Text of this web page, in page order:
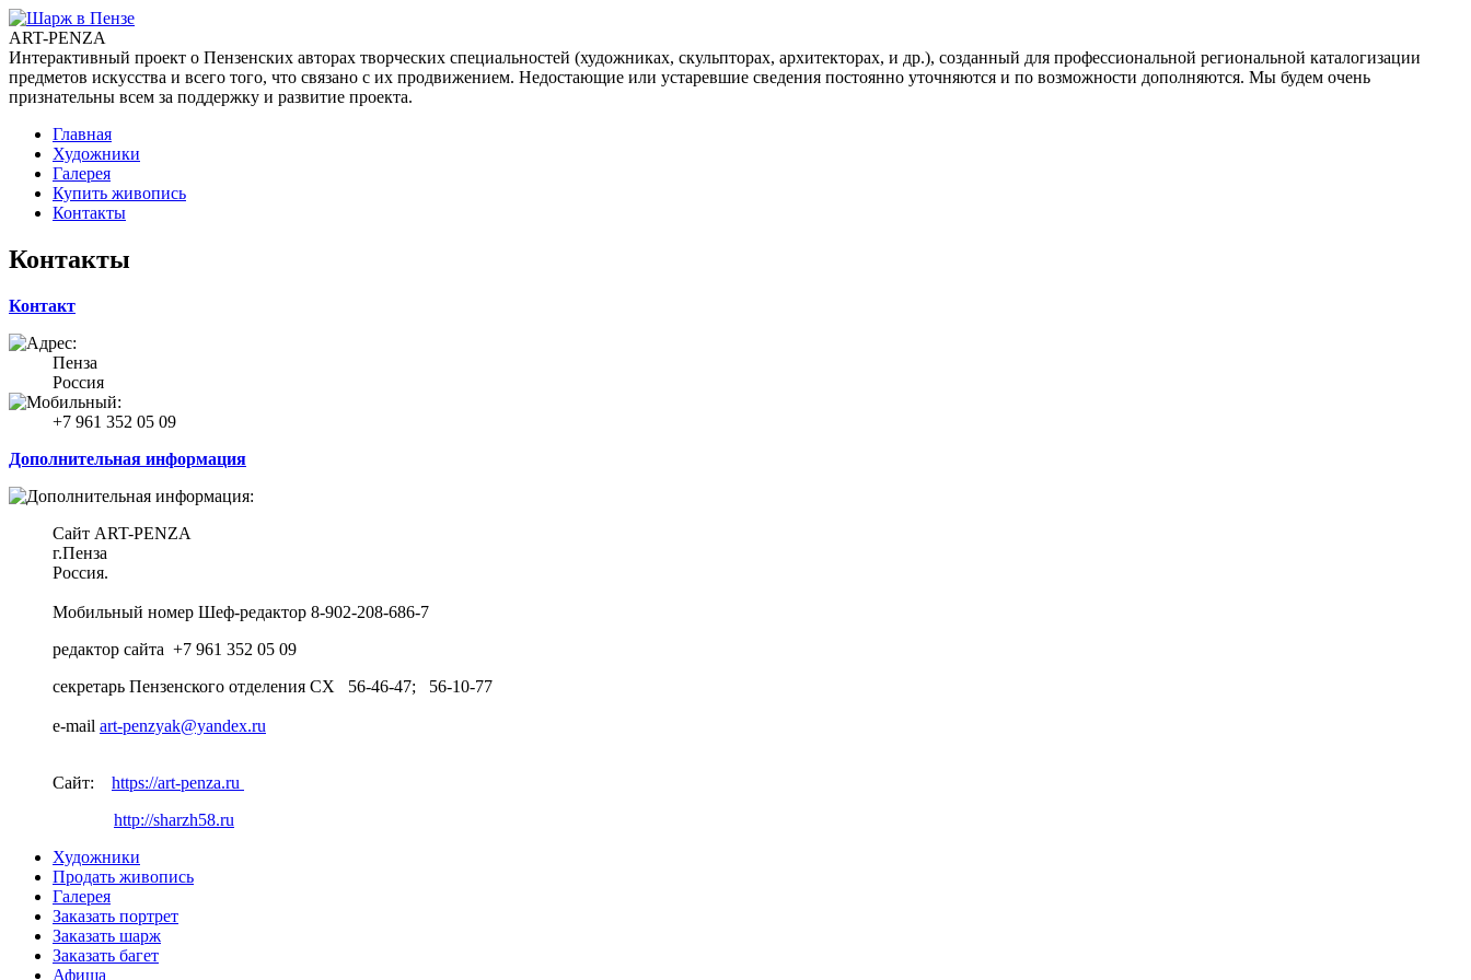
ART-PENZA
Интерактивный проект о Пензенских авторах творческих специальностей (художниках, скульпторах, архитекторах, и др.), созданный для профессиональной региональной каталогизации
предметов искусства и всего того, что связано с их продвижением. Недостающие или устаревшие сведения постоянно уточняются и по возможности дополняются. Мы будем очень
признательны всем за поддержку и развитие проекта.
Главная
Художники
Галерея
Купить живопись
Контакты
Контакты
Контакт
Пенза
Россия
+7 961 352 05 09
Дополнительная информация
Сайт ART-PENZA
г.Пенза
Россия.
Мобильный номер Шеф-редактор 8-902-208-686-7
редактор сайта +7 961 352 05 09
секретарь Пензенского отделения СХ 56-46-47; 56-10-77
e-mail art-penzyak@yandex.ru
Сайт: https://art-penza.ru
http://sharzh58.ru
Художники
Продать живопись
Галерея
Заказать портрет
Заказать шарж
Заказать багет
Афиша